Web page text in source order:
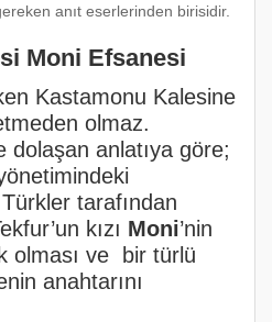
anıt eserlerinden birisidir.
Moni Efsanesi
Kastamonu Kalesine
olmaz.
dolaşan anlatıya göre;
tarafından
kızı Moni’nin
olması ve bir türlü
anahtarını